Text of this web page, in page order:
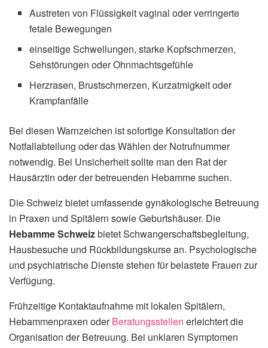
Austreten von Flüssigkeit vaginal oder verringerte
fetale Bewegungen
einseitige Schwellungen, starke Kopfschmerzen,
Sehstörungen oder Ohnmachtsgefühle
Herzrasen, Brustschmerzen, Kurzatmigkeit oder
Krampfanfälle
Bei diesen Warnzeichen ist sofortige Konsultation der
Notfallabteilung oder das Wählen der Notrufnummer
notwendig. Bei Unsicherheit sollte man den Rat der
Hausärztin oder der betreuenden Hebamme suchen.
Die Schweiz bietet umfassende gynäkologische Betreuung
in Praxen und Spitälern sowie Geburtshäuser. Die
Hebamme Schweizbietet Schwangerschaftsbegleitung,
Hausbesuche und Rückbildungskurse an. Psychologische
und psychiatrische Dienste stehen für belastete Frauen zur
Verfügung.
Frühzeitige Kontaktaufnahme mit lokalen Spitälern,
Hebammenpraxen oderBeratungsstellen erleichtert die
Organisation der Betreuung. Bei unklaren Symptomen